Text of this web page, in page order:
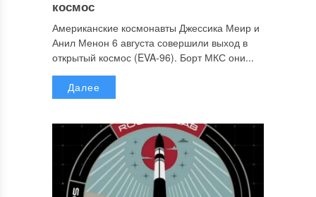
космос
Американские космонавты Джессика Меир и
Анил Менон 6 августа совершили выход в
открытый космос (EVA-96). Борт МКС они...
Далее